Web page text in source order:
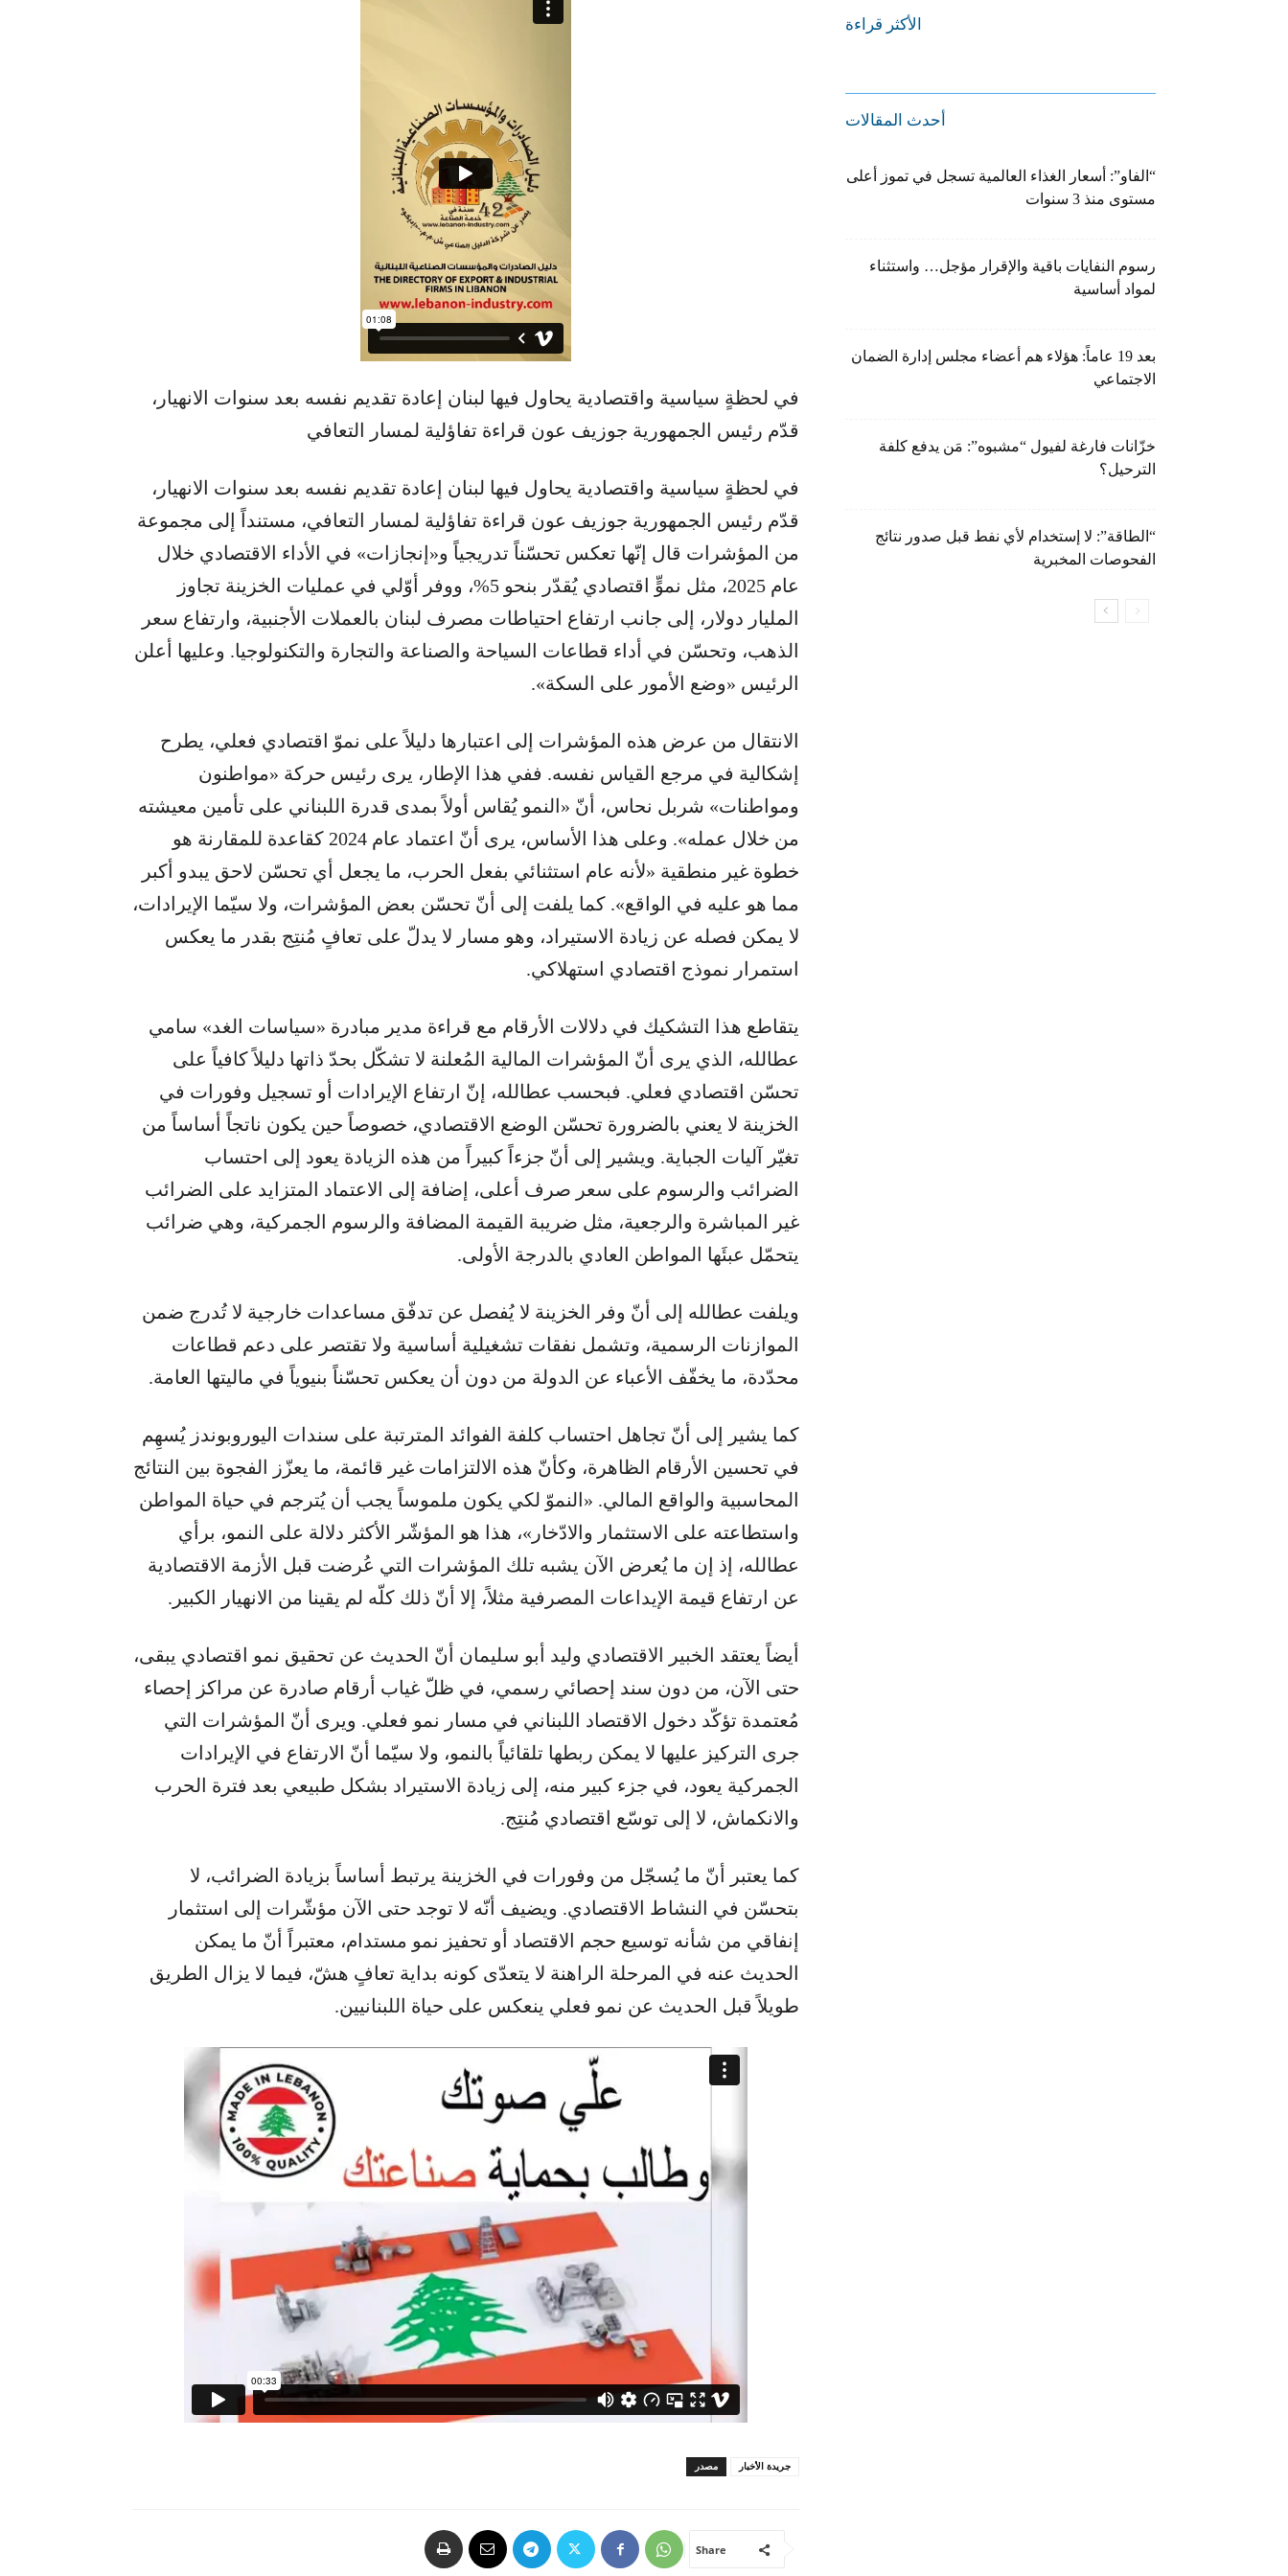
في لحظةٍ سياسية واقتصادية يحاول فيها لبنان إعادة تقديم نفسه بعد سنوات الانهيار،
قدّم رئيس الجمهورية جوزيف عون قراءة تفاؤلية لمسار التعافي
في لحظةٍ سياسية واقتصادية يحاول فيها لبنان إعادة تقديم نفسه بعد سنوات الانهيار،
قدّم رئيس الجمهورية جوزيف عون قراءة تفاؤلية لمسار التعافي، مستنداً إلى مجموعة
من المؤشرات قال إنّها تعكس تحسّناً تدريجياً و«إنجازات» في الأداء الاقتصادي خلال
عام 2025، مثل نموٍّ اقتصادي يُقدّر بنحو 5%، ووفر أوّلي في عمليات الخزينة تجاوز
المليار دولار، إلى جانب ارتفاع احتياطات مصرف لبنان بالعملات الأجنبية، وارتفاع سعر
الذهب، وتحسّن في أداء قطاعات السياحة والصناعة والتجارة والتكنولوجيا. وعليها أعلن
الرئيس «وضع الأمور على السكة».
الانتقال من عرض هذه المؤشرات إلى اعتبارها دليلاً على نموّ اقتصادي فعلي، يطرح
إشكالية في مرجع القياس نفسه. ففي هذا الإطار، يرى رئيس حركة «مواطنون
ومواطنات» شربل نحاس، أنّ «النمو يُقاس أولاً بمدى قدرة اللبناني على تأمين معيشته
من خلال عمله». وعلى هذا الأساس، يرى أنّ اعتماد عام 2024 كقاعدة للمقارنة هو
خطوة غير منطقية «لأنه عام استثنائي بفعل الحرب، ما يجعل أي تحسّن لاحق يبدو أكبر
مما هو عليه في الواقع». كما يلفت إلى أنّ تحسّن بعض المؤشرات، ولا سيّما الإيرادات،
لا يمكن فصله عن زيادة الاستيراد، وهو مسار لا يدلّ على تعافٍ مُنتِج بقدر ما يعكس
استمرار نموذج اقتصادي استهلاكي.
يتقاطع هذا التشكيك في دلالات الأرقام مع قراءة مدير مبادرة «سياسات الغد» سامي
عطالله، الذي يرى أنّ المؤشرات المالية المُعلنة لا تشكّل بحدّ ذاتها دليلاً كافياً على
تحسّن اقتصادي فعلي. فبحسب عطالله، إنّ ارتفاع الإيرادات أو تسجيل وفورات في
الخزينة لا يعني بالضرورة تحسّن الوضع الاقتصادي، خصوصاً حين يكون ناتجاً أساساً من
تغيّر آليات الجباية. ويشير إلى أنّ جزءاً كبيراً من هذه الزيادة يعود إلى احتساب
الضرائب والرسوم على سعر صرف أعلى، إضافة إلى الاعتماد المتزايد على الضرائب
غير المباشرة والرجعية، مثل ضريبة القيمة المضافة والرسوم الجمركية، وهي ضرائب
يتحمّل عبئَها المواطن العادي بالدرجة الأولى.
ويلفت عطالله إلى أنّ وفر الخزينة لا يُفصل عن تدفّق مساعدات خارجية لا تُدرج ضمن
الموازنات الرسمية، وتشمل نفقات تشغيلية أساسية ولا تقتصر على دعم قطاعات
محدّدة، ما يخفّف الأعباء عن الدولة من دون أن يعكس تحسّناً بنيوياً في ماليتها العامة.
كما يشير إلى أنّ تجاهل احتساب كلفة الفوائد المترتبة على سندات اليوروبوندز يُسهِم
في تحسين الأرقام الظاهرة، وكأنّ هذه الالتزامات غير قائمة، ما يعزّز الفجوة بين النتائج
المحاسبية والواقع المالي. «النموّ لكي يكون ملموساً يجب أن يُترجم في حياة المواطن
واستطاعته على الاستثمار والادّخار»، هذا هو المؤشّر الأكثر دلالة على النمو، برأي
عطالله، إذ إن ما يُعرض الآن يشبه تلك المؤشرات التي عُرضت قبل الأزمة الاقتصادية
عن ارتفاع قيمة الإيداعات المصرفية مثلاً، إلا أنّ ذلك كلّه لم يقينا من الانهيار الكبير.
أيضاً يعتقد الخبير الاقتصادي وليد أبو سليمان أنّ الحديث عن تحقيق نمو اقتصادي يبقى،
حتى الآن، من دون سند إحصائي رسمي، في ظلّ غياب أرقام صادرة عن مراكز إحصاء
مُعتمدة تؤكّد دخول الاقتصاد اللبناني في مسار نمو فعلي. ويرى أنّ المؤشرات التي
جرى التركيز عليها لا يمكن ربطها تلقائياً بالنمو، ولا سيّما أنّ الارتفاع في الإيرادات
الجمركية يعود، في جزء كبير منه، إلى زيادة الاستيراد بشكل طبيعي بعد فترة الحرب
والانكماش، لا إلى توسّع اقتصادي مُنتِج.
كما يعتبر أنّ ما يُسجّل من وفورات في الخزينة يرتبط أساساً بزيادة الضرائب، لا
بتحسّن في النشاط الاقتصادي. ويضيف أنّه لا توجد حتى الآن مؤشّرات إلى استثمار
إنفاقي من شأنه توسيع حجم الاقتصاد أو تحفيز نمو مستدام، معتبراً أنّ ما يمكن
الحديث عنه في المرحلة الراهنة لا يتعدّى كونه بداية تعافٍ هشّ، فيما لا يزال الطريق
طويلاً قبل الحديث عن نمو فعلي ينعكس على حياة اللبنانيين.
مصدر جريدة الأخبار
Share
الأكثر قراءة
أحدث المقالات
“الفاو”: أسعار الغذاء العالمية تسجل في تموز أعلى
مستوى منذ 3 سنوات
رسوم النفايات باقية والإقرار مؤجل… واستثناء
لمواد أساسية
بعد 19 عاماً: هؤلاء هم أعضاء مجلس إدارة الضمان
الاجتماعي
خزّانات فارغة لفيول “مشبوه”: مَن يدفع كلفة
الترحيل؟
“الطاقة”: لا إستخدام لأي نفط قبل صدور نتائج
الفحوصات المخبرية